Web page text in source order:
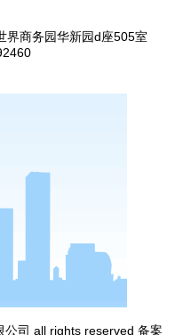
界商务园华新园d座505室
司 all rights reserved 备案